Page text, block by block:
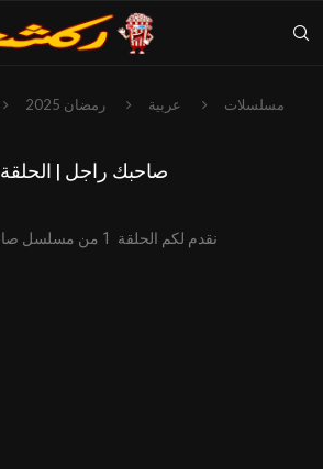
مسلسلات عربية رمضان 2025
صاحبك راجل | الحلقة 1
نقدم لكم الحلقة 1 من مسلسل صاحبك راجل